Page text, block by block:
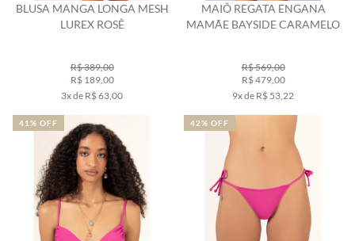
BLUSA MANGA LONGA MESH
LUREX ROSÊ
R$ 389,00
R$ 189,00
3x de R$ 63,00
MAIÔ REGATA ENGANA
MAMÃE BAYSIDE CARAMELO
R$ 569,00
R$ 479,00
9x de R$ 53,22
41% OFF 42% OFF